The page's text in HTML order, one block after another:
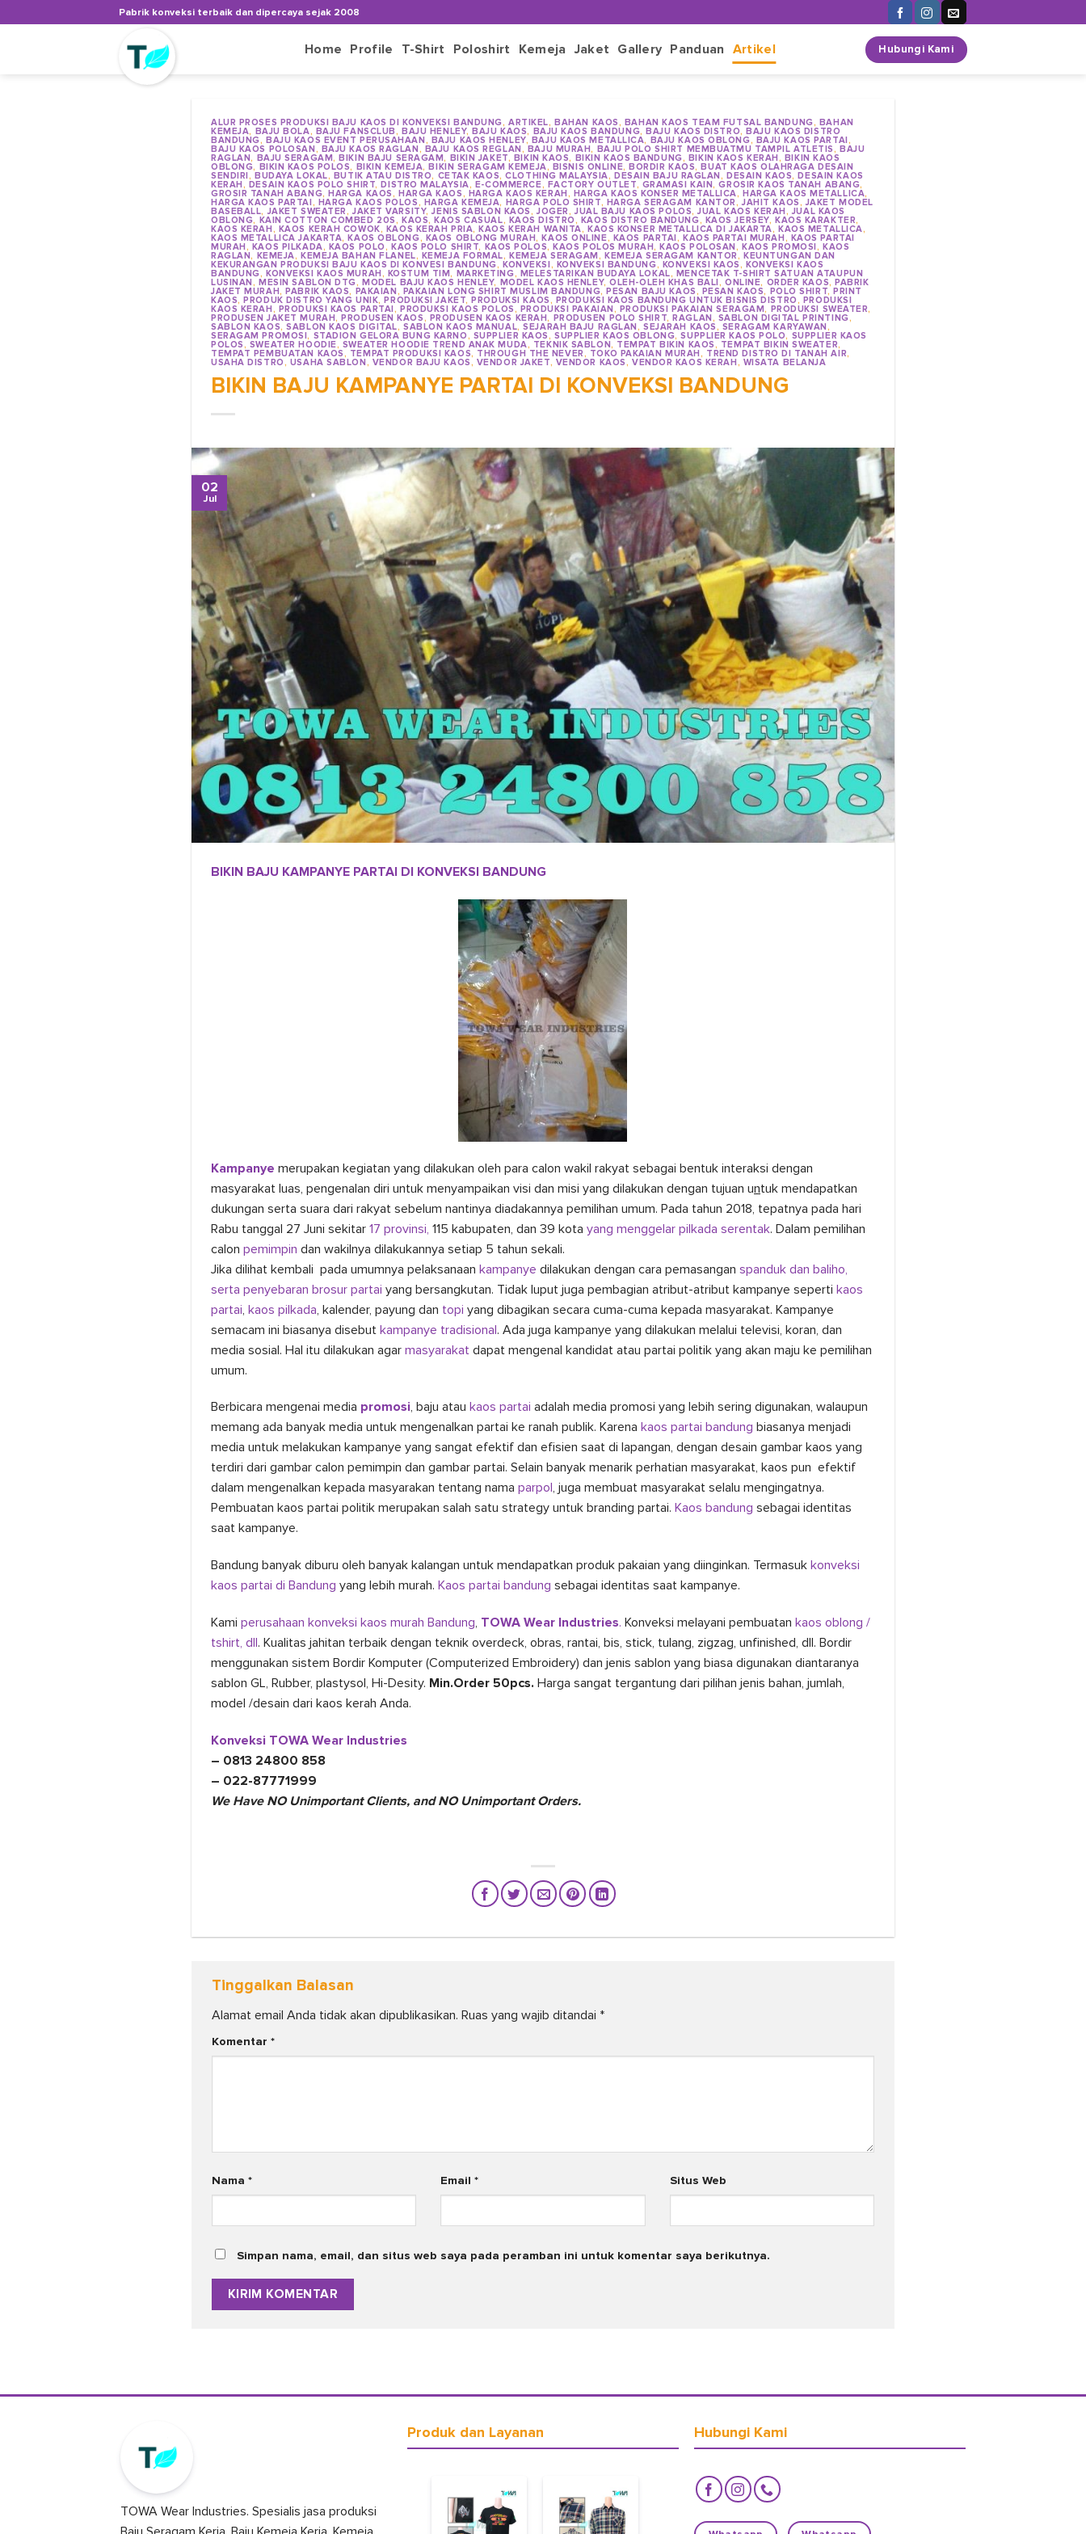
to
Pabrik konveksi terbaik dan dipercaya sejak 2008
Home Profile T-Shirt Poloshirt Kemeja Jaket Gallery Panduan Artikel Hubungi Kami
ALUR PROSES PRODUKSI BAJU KAOS DI KONVEKSI BANDUNG,ARTIKEL,BAHAN KAOS, BAHAN KAOS TEAM FUTSAL BANDUNG, BAHAN
KEMEJA, BAJU BOLA, BAJU FANSCLUB,BAJU HENLEY,BAJU KAOS, BAJU KAOS BANDUNG,BAJU KAOS DISTRO,BAJU KAOS DISTRO
BANDUNG,BAJU KAOS EVENT PERUSAHAAN, BAJU KAOS HENLEY, BAJU KAOS METALLICA, BAJU KAOS OBLONG, BAJU KAOS PARTAI,
BAJU KAOS POLOSAN, BAJU KAOS RAGLAN, BAJU KAOS REGLAN, BAJU MURAH, BAJU POLO SHIRT MEMBUATMU TAMPIL ATLETIS,BAJU
RAGLAN, BAJU SERAGAM,BIKIN BAJU SERAGAM, BIKIN JAKET, BIKIN KAOS, BIKIN KAOS BANDUNG, BIKIN KAOS KERAH, BIKIN KAOS
OBLONG, BIKIN KAOS POLOS, BIKIN KEMEJA,BIKIN SERAGAM KEMEJA, BISNIS ONLINE,BORDIR KAOS,BUAT KAOS OLAHRAGA DESAIN
SENDIRI,BUDAYA LOKAL, BUTIK ATAU DISTRO, CETAK KAOS,CLOTHING MALAYSIA, DESAIN BAJU RAGLAN,DESAIN KAOS,DESAIN KAOS
KERAH, DESAIN KAOS POLO SHIRT,DISTRO MALAYSIA, E-COMMERCE, FACTORY OUTLET, GRAMASI KAIN,GROSIR KAOS TANAH ABANG,
GROSIR TANAH ABANG,HARGA KAOS, HARGA KAOS, HARGA KAOS KERAH, HARGA KAOS KONSER METALLICA,HARGA KAOS METALLICA,
HARGA KAOS PARTAI, HARGA KAOS POLOS, HARGA KEMEJA, HARGA POLO SHIRT, HARGA SERAGAM KANTOR,JAHIT KAOS, JAKET MODEL
BASEBALL, JAKET SWEATER,JAKET VARSITY,JENIS SABLON KAOS,JOGER,JUAL BAJU KAOS POLOS,JUAL KAOS KERAH, JUAL KAOS
OBLONG, KAIN COTTON COMBED 20S, KAOS,KAOS CASUAL, KAOS DISTRO, KAOS DISTRO BANDUNG, KAOS JERSEY, KAOS KARAKTER,
KAOS KERAH, KAOS KERAH COWOK, KAOS KERAH PRIA,KAOS KERAH WANITA,KAOS KONSER METALLICA DI JAKARTA,KAOS METALLICA,
KAOS METALLICA JAKARTA,KAOS OBLONG, KAOS OBLONG MURAH,KAOS ONLINE, KAOS PARTAI, KAOS PARTAI MURAH, KAOS PARTAI
MURAH, KAOS PILKADA, KAOS POLO, KAOS POLO SHIRT, KAOS POLOS,KAOS POLOS MURAH,KAOS POLOSAN,KAOS PROMOSI,KAOS
RAGLAN, KEMEJA, KEMEJA BAHAN FLANEL, KEMEJA FORMAL,KEMEJA SERAGAM,KEMEJA SERAGAM KANTOR,KEUNTUNGAN DAN
KEKURANGAN PRODUKSI BAJU KAOS DI KONVESI BANDUNG,KONVEKSI, KONVEKSI BANDUNG, KONVEKSI KAOS,KONVEKSI KAOS
BANDUNG,KONVEKSI KAOS MURAH, KOSTUM TIM, MARKETING, MELESTARIKAN BUDAYA LOKAL, MENCETAK T-SHIRT SATUAN ATAUPUN
LUSINAN,MESIN SABLON DTG,MODEL BAJU KAOS HENLEY, MODEL KAOS HENLEY,OLEH-OLEH KHAS BALI,ONLINE, ORDER KAOS,PABRIK
JAKET MURAH,PABRIK KAOS, PAKAIAN, PAKAIAN LONG SHIRT MUSLIM BANDUNG,PESAN BAJU KAOS, PESAN KAOS, POLO SHIRT,PRINT
KAOS,PRODUK DISTRO YANG UNIK,PRODUKSI JAKET,PRODUKSI KAOS, PRODUKSI KAOS BANDUNG UNTUK BISNIS DISTRO, PRODUKSI
KAOS KERAH, PRODUKSI KAOS PARTAI,PRODUKSI KAOS POLOS, PRODUKSI PAKAIAN, PRODUKSI PAKAIAN SERAGAM, PRODUKSI SWEATER,
PRODUSEN JAKET MURAH,PRODUSEN KAOS, PRODUSEN KAOS KERAH, PRODUSEN POLO SHIRT,RAGLAN, SABLON DIGITAL PRINTING,
SABLON KAOS,SABLON KAOS DIGITAL,SABLON KAOS MANUAL,SEJARAH BAJU RAGLAN,SEJARAH KAOS, SERAGAM KARYAWAN,
SERAGAM PROMOSI, STADION GELORA BUNG KARNO, SUPPLIER KAOS,SUPPLIER KAOS OBLONG,SUPPLIER KAOS POLO, SUPPLIER KAOS
POLOS, SWEATER HOODIE, SWEATER HOODIE TREND ANAK MUDA, TEKNIK SABLON, TEMPAT BIKIN KAOS, TEMPAT BIKIN SWEATER,
TEMPAT PEMBUATAN KAOS, TEMPAT PRODUKSI KAOS, THROUGH THE NEVER, TOKO PAKAIAN MURAH, TREND DISTRO DI TANAH AIR,
USAHA DISTRO, USAHA SABLON, VENDOR BAJU KAOS, VENDOR JAKET, VENDOR KAOS, VENDOR KAOS KERAH, WISATA BELANJA
BIKIN BAJU KAMPANYE PARTAI DI KONVEKSI BANDUNG
02
Jul
BIKIN BAJU KAMPANYE PARTAI DI KONVEKSI BANDUNG
Kampanye merupakan kegiatan yang dilakukan oleh para calon wakil rakyat sebagai bentuk interaksi dengan
masyarakat luas, pengenalan diri untuk menyampaikan visi dan misi yang dilakukan dengan tujuan untuk mendapatkan
dukungan serta suara dari rakyat sebelum nantinya diadakannya pemilihan umum. Pada tahun 2018, tepatnya pada hari
Rabu tanggal 27 Juni sekitar 17 provinsi, 115 kabupaten, dan 39 kota yang menggelar pilkada serentak. Dalam pemilihan
calon pemimpin dan wakilnya dilakukannya setiap 5 tahun sekali.
Jika dilihat kembali pada umumnya pelaksanaan kampanye dilakukan dengan cara pemasangan spanduk dan baliho,
serta penyebaran brosur partai yang bersangkutan. Tidak luput juga pembagian atribut-atribut kampanye seperti kaos
partai, kaos pilkada, kalender, payung dan topi yang dibagikan secara cuma-cuma kepada masyarakat. Kampanye
semacam ini biasanya disebut kampanye tradisional. Ada juga kampanye yang dilakukan melalui televisi, koran, dan
media sosial. Hal itu dilakukan agar masyarakat dapat mengenal kandidat atau partai politik yang akan maju ke pemilihan
umum.
Berbicara mengenai media promosi, baju atau kaos partai adalah media promosi yang lebih sering digunakan, walaupun
memang ada banyak media untuk mengenalkan partai ke ranah publik. Karena kaos partai bandung biasanya menjadi
media untuk melakukan kampanye yang sangat efektif dan efisien saat di lapangan, dengan desain gambar kaos yang
terdiri dari gambar calon pemimpin dan gambar partai. Selain banyak menarik perhatian masyarakat, kaos pun efektif
dalam mengenalkan kepada masyarakan tentang nama parpol, juga membuat masyarakat selalu mengingatnya.
Pembuatan kaos partai politik merupakan salah satu strategy untuk branding partai. Kaos bandung sebagai identitas
saat kampanye.
Bandung banyak diburu oleh banyak kalangan untuk mendapatkan produk pakaian yang diinginkan. Termasuk konveksi
kaos partai di Bandung yang lebih murah. Kaos partai bandung sebagai identitas saat kampanye.
Kami perusahaan konveksi kaos murah Bandung, TOWA Wear Industries. Konveksi melayani pembuatan kaos oblong /
tshirt, dll. Kualitas jahitan terbaik dengan teknik overdeck, obras, rantai, bis, stick, tulang, zigzag, unfinished, dll. Bordir
menggunakan sistem Bordir Komputer (Computerized Embroidery) dan jenis sablon yang biasa digunakan diantaranya
sablon GL, Rubber, plastysol, Hi-Desity. Min.Order 50pcs. Harga sangat tergantung dari pilihan jenis bahan, jumlah,
model /desain dari kaos kerah Anda.
Konveksi TOWA Wear Industries
– 0813 24800 858
– 022-87771999
We Have NO Unimportant Clients, and NO Unimportant Orders.
Tinggalkan Balasan
Alamat email Anda tidak akan dipublikasikan. Ruas yang wajib ditandai *
Komentar *
Nama * Email* Situs Web
Simpan nama, email, dan situs web saya pada peramban ini untuk komentar saya berikutnya.
TOWA Wear Industries. Spesialis jasa produksi
Produk dan Layanan Hubungi Kami